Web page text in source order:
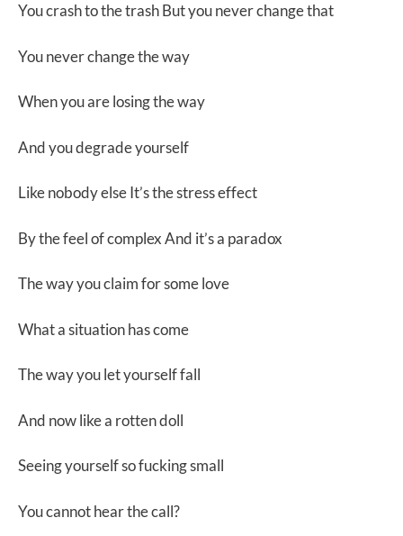
You crash to the trash But you never change that
You never change the way
When you are losing the way
And you degrade yourself
Like nobody else It’s the stress effect
By the feel of complex And it’s a paradox
The way you claim for some love
What a situation has come
The way you let yourself fall
And now like a rotten doll
Seeing yourself so fucking small
You cannot hear the call?